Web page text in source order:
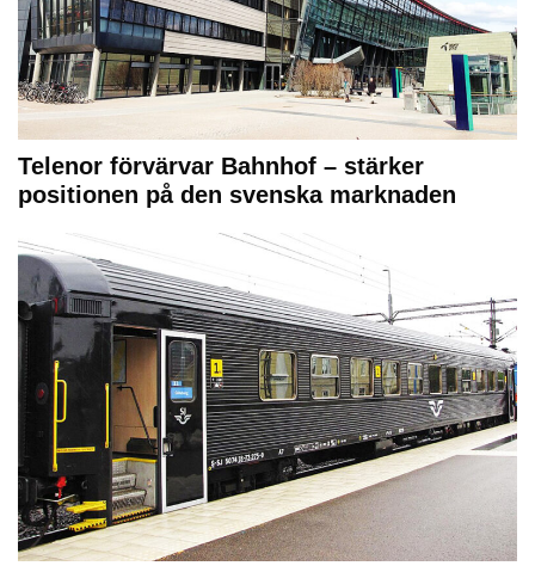
Telenor förvärvar Bahnhof – stärker
positionen på den svenska marknaden